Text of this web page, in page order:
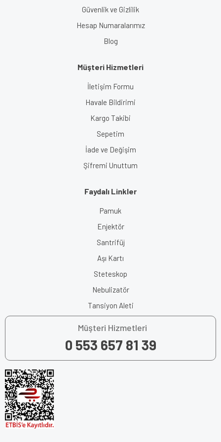
Güvenlik ve Gizlilik
Hesap Numaralarımız
Blog
Müşteri Hizmetleri
İletişim Formu
Havale Bildirimi
Kargo Takibi
Sepetim
İade ve Değişim
Şifremi Unuttum
Faydalı Linkler
Pamuk
Enjektör
Santrifüj
Aşı Kartı
Steteskop
Nebulizatör
Tansiyon Aleti
Müşteri Hizmetleri
0 553 657 81 39